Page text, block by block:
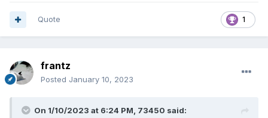
1
Quote
frantz
Posted January 10, 2023
On 1/10/2023 at 6:24 PM, 73450 said: